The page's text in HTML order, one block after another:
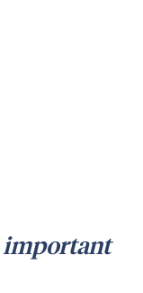
important